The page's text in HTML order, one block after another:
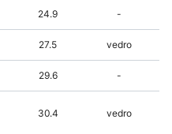
24.9 -
27.5 vedro
29.6 -
30.4 vedro